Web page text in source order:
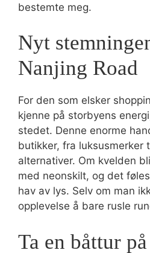
bestemte meg.
Nyt
Nanjing Road
For den som elsker
kjenne på storbyens
stedet. Denne enorme
butikker, fra luksusmerker
alternativer. Om kvelden
med neonskilt, og det
hav av lys. Selv om man
opplevelse å bare rusle
Ta en båttur